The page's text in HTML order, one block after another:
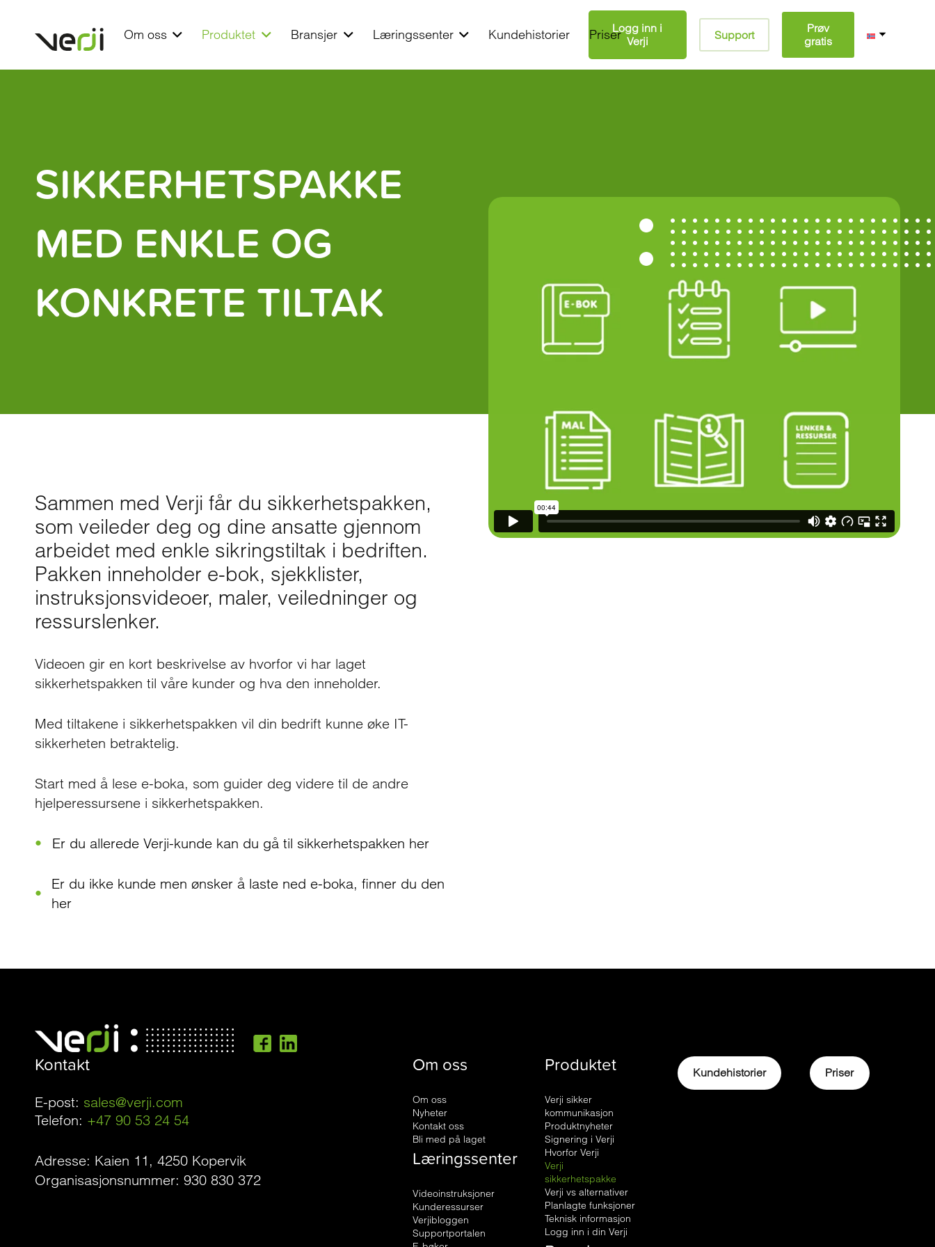
Om oss Produktet Bransjer Læringssenter Kundehistorier PriserLogg inn i
Verji
Support
Prøv
gratis
SIKKERHETSPAKKE
MED ENKLE OG
KONKRETE TILTAK
Sammen med Verji får du sikkerhetspakken,
som veileder deg og dine ansatte gjennom
arbeidet med enkle sikringstiltak i bedriften.
Pakken inneholder e-bok, sjekklister,
instruksjonsvideoer, maler, veiledninger og
ressurslenker.
Videoen gir en kort beskrivelse av hvorfor vi har laget
sikkerhetspakken til våre kunder og hva den inneholder.
Med tiltakene i sikkerhetspakken vil din bedrift kunne øke IT-
sikkerheten betraktelig.
Start med å lese e-boka, som guider deg videre til de andre
hjelperessursene i sikkerhetspakken.
Er du allerede Verji-kunde kan du gå til sikkerhetspakken her
Er du ikke kunde men ønsker å laste ned e-boka, finner du den
her
Kontakt
E-post: sales@verji.com
Telefon: +47 90 53 24 54
Adresse: Kaien 11, 4250 Kopervik
Organisasjonsnummer: 930 830 372
Om oss
Om oss
Nyheter
Kontakt oss
Bli med på laget
Læringssenter
Videoinstruksjoner
Kunderessurser
Verjibloggen
Supportportalen
Produktet
Verji sikker
kommunikasjon
Produktnyheter
Signering i Verji
Hvorfor Verji
Verji
sikkerhetspakke
Verji vs alternativer
Planlagte funksjoner
Teknisk informasjon
Logg inn i din Verji
Kundehistorier Priser